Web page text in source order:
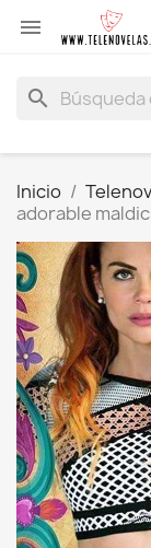

search
Inicio
adorable